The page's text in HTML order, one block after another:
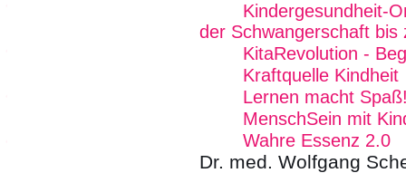
Kindergesundheit-
der Schwangerschaft bis
KitaRevolution -
Kraftquelle Kindheit
Lernen macht
MenschSein mit
Wahre Essenz 2.0
Dr. med. Wolfgang